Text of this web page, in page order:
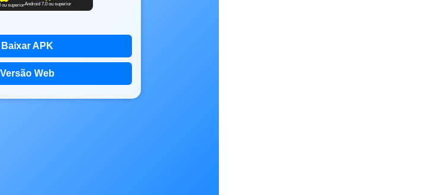
ou superiorAndroid 7.0 ou superior
Baixar APK
Versão Web